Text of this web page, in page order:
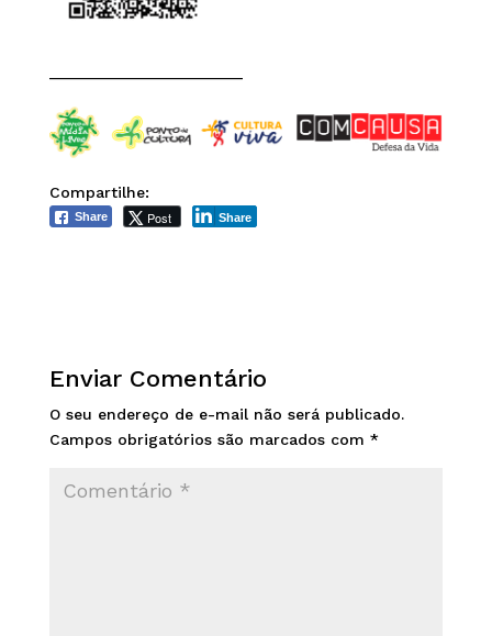
Compartilhe:
Share Post Share
Enviar Comentário
O seu endereço de e-mail não será publicado.
Campos obrigatórios são marcados com *